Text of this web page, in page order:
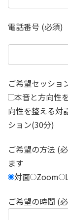
電話番号 (必須)
ご希望セッショ
本音と方向性
向性を整える対
ション(30分)
ご希望の方法 (
ます
対面 Zoom
ご希望の時間 (